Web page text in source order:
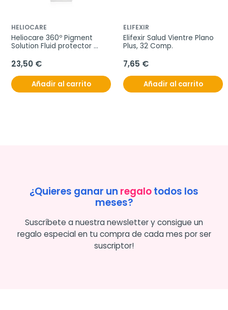
HELIOCARE
Heliocare 360º Pigment
Solution Fluid protector
23,50 €
Añadir al carrito
ELIFEXIR
Elifexir Salud Vientre Plano
Plus, 32 Comp.
7,65 €
Añadir al carrito
¿Quieres ganar un regalotodos los
meses?
Suscríbete a nuestra newsletter y consigue un
regalo especial en tu compra de cada mes por ser
suscriptor!